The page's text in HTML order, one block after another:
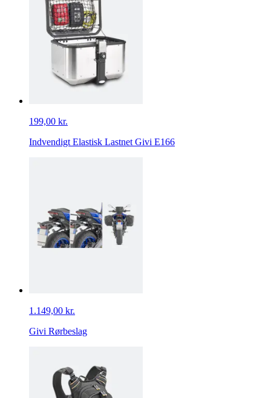
199,00 kr.
Indvendigt Elastisk Lastnet Givi E166
1.149,00 kr.
Givi Rørbeslag